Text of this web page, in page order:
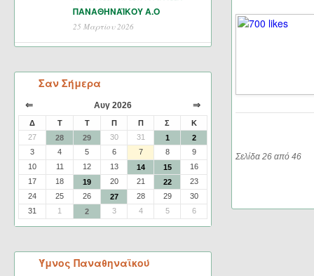
ΠΑΝΑΘΗΝΑΪΚΟΥ Α.Ο
25 Μαρτίου 2026
Σαν Σήμερα
⇐ Αυγ 2026 ⇒
Δ Τ Τ Π Π Σ
Κ
27
28 29 30 31 1
2
3
4 5 6 7 8
9
10
11 12 13 14 15
16
17
18 19 20 21 22
23
24
25 26 27 28 29
30
31
1 2 3 4 5 6
Ύμνος Παναθηναϊκού
Σελίδα 26 από 46